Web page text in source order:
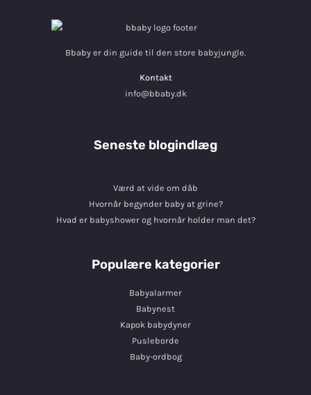
Bbaby er din guide til den store babyjungle.
Kontakt
info@bbaby.dk
Seneste blogindlæg
Værd at vide om dåb
Hvornår begynder baby at grine?
Hvad er babyshower og hvornår holder man det?
Populære kategorier
Babyalarmer
Babynest
Kapok babydyner
Pusleborde
Baby-ordbog